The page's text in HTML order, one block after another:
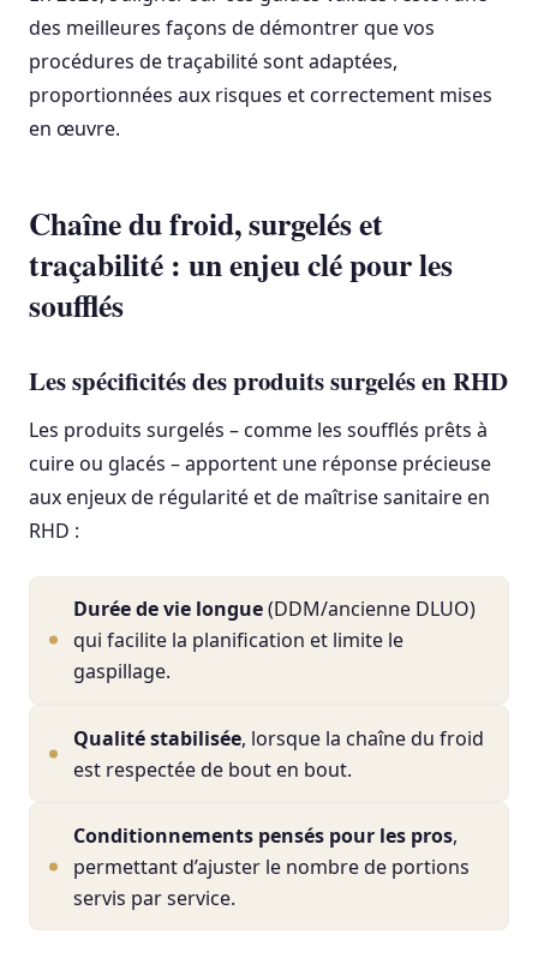
des meilleures façons de démontrer que vos
procédures de traçabilité sont adaptées,
proportionnées aux risques et correctement mises
en œuvre.
Chaîne du froid, surgelés et
traçabilité : un enjeu clé pour les
soufflés
Les spécificités des produits surgelés en RHD
Les produits surgelés – comme les soufflés prêts à
cuire ou glacés – apportent une réponse précieuse
aux enjeux de régularité et de maîtrise sanitaire en
RHD :
Durée de vie longue(DDM/ancienne DLUO)
qui facilite la planification et limite le
gaspillage.
Qualité stabilisée, lorsque la chaîne du froid
est respectée de bout en bout.
Conditionnements pensés pour les pros,
permettant d’ajuster le nombre de portions
servis par service.